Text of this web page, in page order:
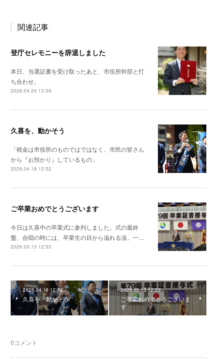
関連記事
登庁セレモニーを辞退しました
本日、当選証書を受け取ったあと、市役所幹部と打
ち合わせ。
2026.04.20 13:59
久喜を、動かそう
「税金は市役所のものではではなく、市民の皆さん
から『お預かり』しているもの」
2026.04.18 12:52
ご卒業おめでとうございます
今日は久喜中の卒業式に参列しました。式の最終
盤、合唱の時には、卒業生の目から溢れる涙。一…
2026.03.13 12:33
2026.04.18 12:52
久喜を、動かそう
2026.03.13 12:33
ご卒業おめでとうございま
す
0コメント